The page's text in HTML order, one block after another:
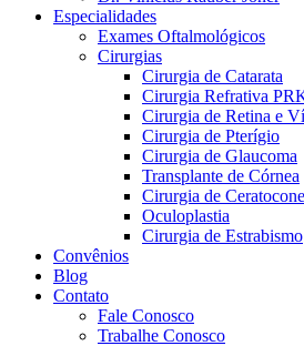
Especialidades
Exames Oftalmológicos
Cirurgias
Cirurgia de Catarata
Cirurgia Refrativa
Cirurgia de Retina e
Cirurgia de Pterígio
Cirurgia de Glaucoma
Transplante de Córnea
Cirurgia de Ceratocone
Oculoplastia
Cirurgia de Estrabismo
Convênios
Blog
Contato
Fale Conosco
Trabalhe Conosco